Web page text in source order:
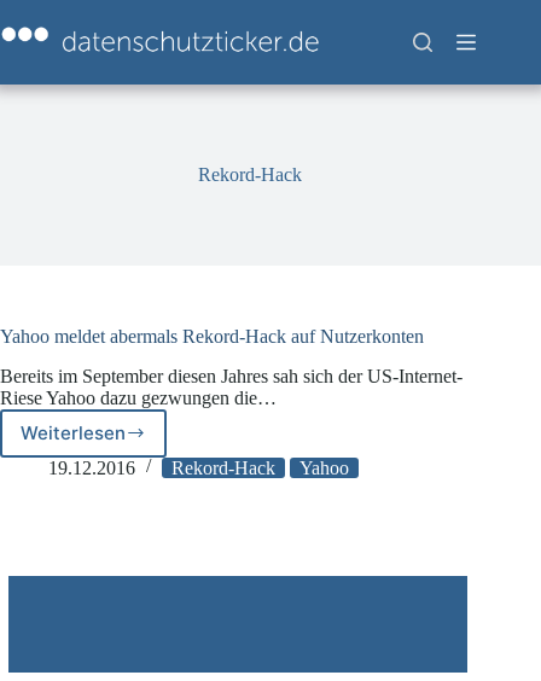
Inhalt
springen
Rekord-Hack
Yahoo meldet abermals Rekord-Hack auf Nutzerkonten
Bereits im September diesen Jahres sah sich der US-Internet-
Riese Yahoo dazu gezwungen die…
Weiterlesen
Yahoo
meldet
Nutzerkonten
19.12.2016 Rekord-Hack Yahoo